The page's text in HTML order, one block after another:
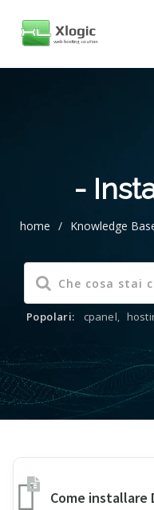
contenuto
-
home / Knowledge
Popolari: cpanel,
Come installare